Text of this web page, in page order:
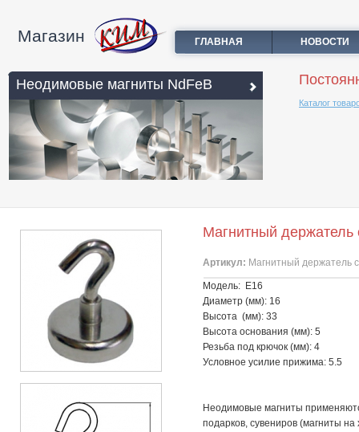
Магазин ГЛАВНАЯ НОВОСТИ
Неодимовые магниты NdFeB
Каталог
Магнитный держатель
Артикул: Магнитный держатель
Модель: Е16
Диаметр (мм): 16
Высота (мм): 33
Высота основания (мм): 5
Резьба под крючок (мм): 4
Условное усилие прижима: 5.5
Неодимовые магниты
подарков, сувениров (магниты